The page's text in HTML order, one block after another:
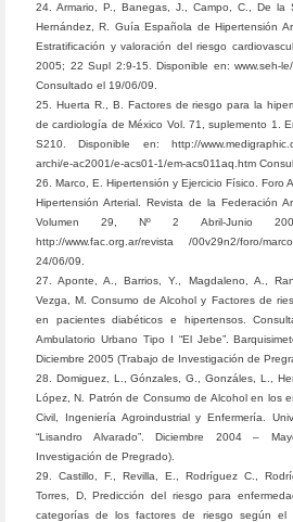
24. Armario, P., Banegas, J., Campo, C., De la
Hernández, R. Guía Española de Hipertensión
Estratificación y valoración del riesgo
2005; 22 Supl 2:9-15. Disponible en: www.seh-
Consultado el 19/06/09.
25. Huerta R., B. Factores de riesgo para la
de cardiología de México Vol. 71, suplemento 1.
S210. Disponible en: http://
archi/e-ac2001/e-acs01-1/em-acs011aq.htm
26. Marco, E. Hipertensión y Ejercicio Físico. Foro
Hipertensión Arterial. Revista de la Federación
Volumen 29, Nº 2 Abril-Junio
http://www.fac.org.ar/revista /00v29n2/foro/
24/06/09.
27. Aponte, A., Barrios, Y., Magdaleno, A.,
Vezga, M. Consumo de Alcohol y Factores de
en pacientes diabéticos e hipertensos.
Ambulatorio Urbano Tipo I “El Jebe”.
Diciembre 2005 (Trabajo de Investigación de
28. Domiguez, L., Gónzales, G., Gonzáles, L.,
López, N. Patrón de Consumo de Alcohol en los
Civil, Ingeniería Agroindustrial y Enfermería.
“Lisandro Alvarado”. Diciembre 2004 –
Investigación de Pregrado).
29. Castillo, F., Revilla, E., Rodríguez C.,
Torres, D, Predicción del riesgo para
categorías de los factores de riesgo según el